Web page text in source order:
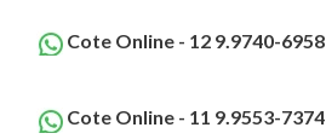
Cote Online - 12 9.9740-6958
Cote Online - 11 9.9553-7374